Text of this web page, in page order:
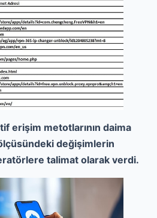
erişim metotlarının daima
değişimlerin
talimat olarak verdi.